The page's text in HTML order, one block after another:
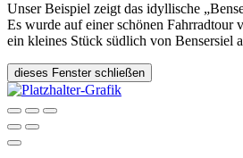
Unser Beispiel zeigt das idyllische
Es wurde auf einer schönen Fahrradtour
ein kleines Stück südlich von Bensersiel
dieses Fenster schließen